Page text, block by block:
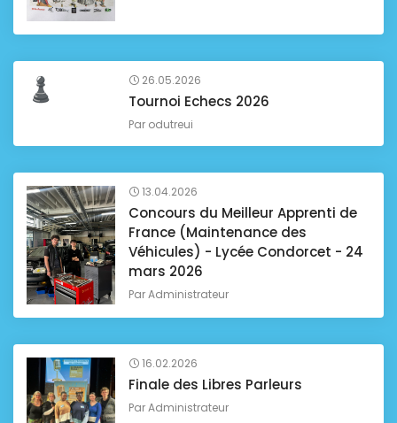
26.05.2026
Tournoi Echecs 2026
Par odutreui
13.04.2026
Concours du Meilleur Apprenti de
France (Maintenance des
Véhicules) - Lycée Condorcet - 24
mars 2026
ParAdministrateur
16.02.2026
Finale des Libres Parleurs
ParAdministrateur